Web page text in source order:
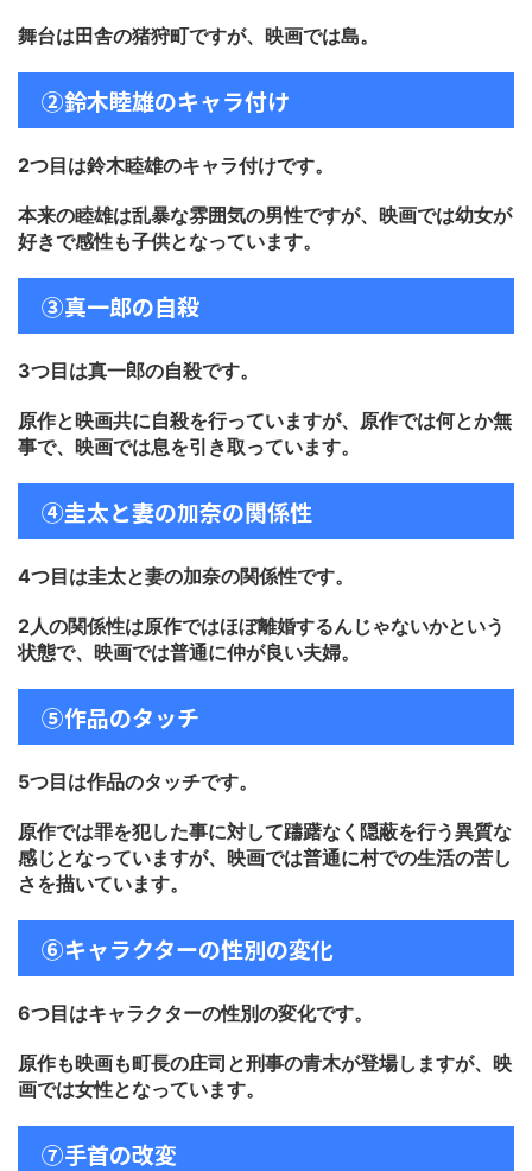
舞台は田舎の猪狩町ですが、映画では島。
②鈴木睦雄のキャラ付け
2つ目は鈴木睦雄のキャラ付けです。
本来の睦雄は乱暴な雰囲気の男性ですが、映画では幼女が
好きで感性も子供となっています。
③真一郎の自殺
3つ目は真一郎の自殺です。
原作と映画共に自殺を行っていますが、原作では何とか無
事で、映画では息を引き取っています。
④圭太と妻の加奈の関係性
4つ目は圭太と妻の加奈の関係性です。
2人の関係性は原作ではほぼ離婚するんじゃないかという
状態で、映画では普通に仲が良い夫婦。
⑤作品のタッチ
5つ目は作品のタッチです。
原作では罪を犯した事に対して躊躇なく隠蔽を行う異質な
感じとなっていますが、映画では普通に村での生活の苦し
さを描いています。
⑥キャラクターの性別の変化
6つ目はキャラクターの性別の変化です。
原作も映画も町長の庄司と刑事の青木が登場しますが、映
画では女性となっています。
⑦手首の改変